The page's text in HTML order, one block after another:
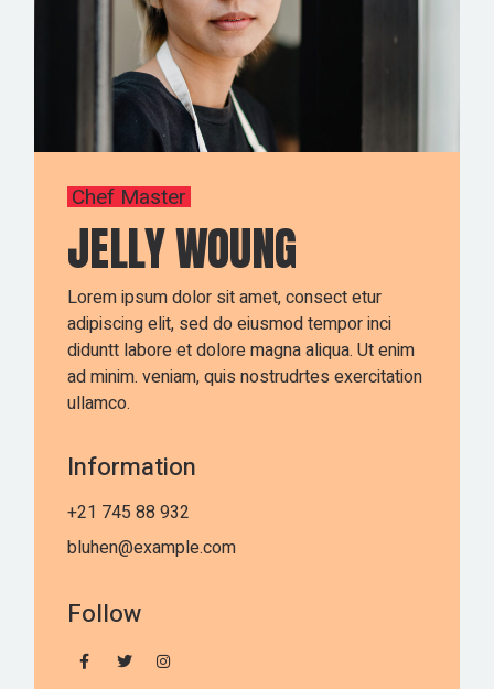
Chef Master
JELLY WOUNG
Lorem ipsum dolor sit amet, consect etur
adipiscing elit, sed do eiusmod tempor inci
diduntt labore et dolore magna aliqua. Ut enim
ad minim. veniam, quis nostrudrtes exercitation
ullamco.
Information
+21 745 88 932
bluhen@example.com
Follow